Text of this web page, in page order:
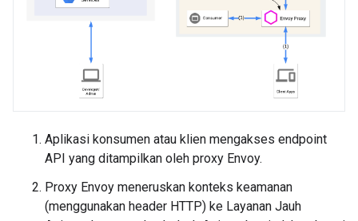
Aplikasi konsumen atau klien mengakses endpoint
API yang ditampilkan oleh proxy Envoy.
Proxy Envoy meneruskan konteks keamanan
(menggunakan header HTTP) ke Layanan Jauh